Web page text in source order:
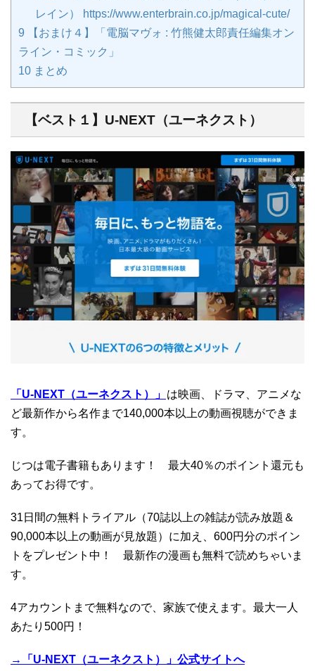
レイン） https://www.enterbrain.co.jp/magical-cute/
9 【おまけ４】「電脳マヴォ : 竹熊健太郎責任編集オン
ライン・コミック」
10 まとめ
【ベスト１】U-NEXT（ユーネクスト）
「U-NEXT（ユーネクスト）」 は映画、ドラマ、アニメな
ど最新作から名作まで140,000本以上の動画視聴ができま
す。
じつは電子書籍もあります！ 最大40％のポイント還元も
あってお得です。
31日間の無料トライアル（70誌以上の雑誌が読み放題＆
90,000本以上の動画が見放題）に加え、600円分のポイン
トをプレゼント中！ 最新作の漫画も無料で読めちゃいま
す。
4アカウントまで無料なので、家族で使えます。最大一人
あたり500円！
→「U-NEXT（ユーネクスト）」公式サイトへ